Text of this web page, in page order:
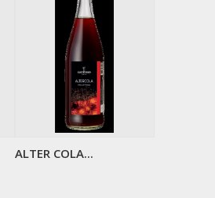
ALTER COLA...